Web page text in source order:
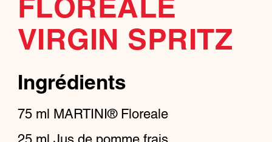
FLOREALE
VIRGIN SPRITZ
Ingrédients
75 ml MARTINI® Floreale